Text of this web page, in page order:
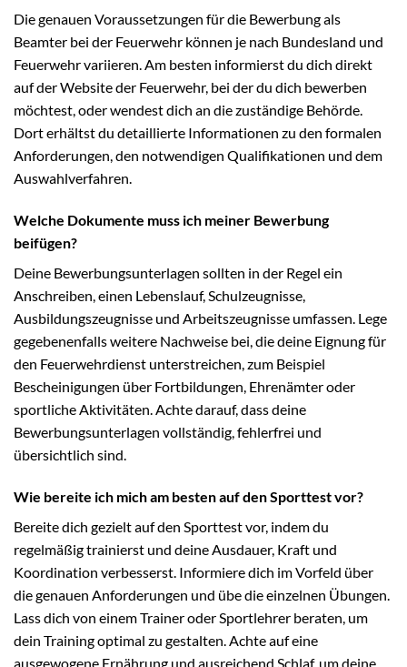
Die genauen Voraussetzungen für die Bewerbung als
Beamter bei der Feuerwehr können je nach Bundesland und
Feuerwehr variieren. Am besten informierst du dich direkt
auf der Website der Feuerwehr, bei der du dich bewerben
möchtest, oder wendest dich an die zuständige Behörde.
Dort erhältst du detaillierte Informationen zu den formalen
Anforderungen, den notwendigen Qualifikationen und dem
Auswahlverfahren.
Welche Dokumente muss ich meiner Bewerbung
beifügen?
Deine Bewerbungsunterlagen sollten in der Regel ein
Anschreiben, einen Lebenslauf, Schulzeugnisse,
Ausbildungszeugnisse und Arbeitszeugnisse umfassen. Lege
gegebenenfalls weitere Nachweise bei, die deine Eignung für
den Feuerwehrdienst unterstreichen, zum Beispiel
Bescheinigungen über Fortbildungen, Ehrenämter oder
sportliche Aktivitäten. Achte darauf, dass deine
Bewerbungsunterlagen vollständig, fehlerfrei und
übersichtlich sind.
Wie bereite ich mich am besten auf den Sporttest vor?
Bereite dich gezielt auf den Sporttest vor, indem du
regelmäßig trainierst und deine Ausdauer, Kraft und
Koordination verbesserst. Informiere dich im Vorfeld über
die genauen Anforderungen und übe die einzelnen Übungen.
Lass dich von einem Trainer oder Sportlehrer beraten, um
dein Training optimal zu gestalten. Achte auf eine
ausgewogene Ernährung und ausreichend Schlaf, um deine